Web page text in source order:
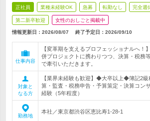
正社員 業種未経験OK 急募 転勤なし 完全週
第二新卒歓迎 女性のおしごと掲載中
情報更新日：2026/08/07 終了予定日： 2026/09/10
仕事内容
【変革期を支えるプロフェッショナルへ！
併プロジェクトに携わりつつ、決算・税務
で牽引いただきます。
対象と
なる方
【業界未経験も歓迎】◆大卒以上◆簿記2
算・監査・税務申告・予算策定・決算コン
経験（5年程度）
勤務地
本社／東京都渋谷区恵比寿1-28-1